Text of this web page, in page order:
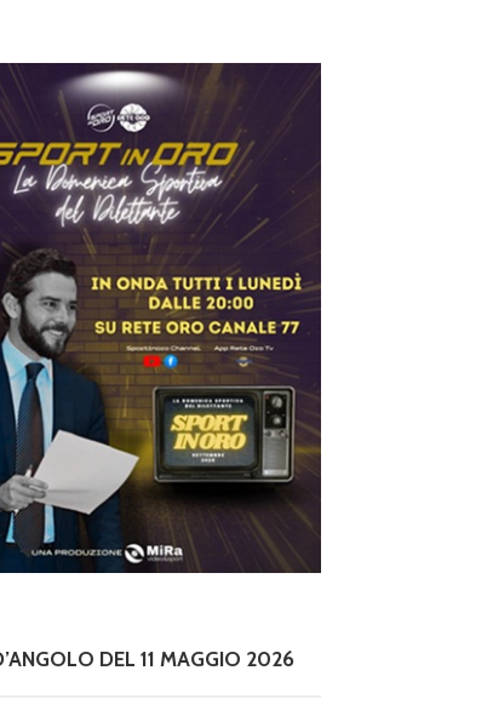
DEL 11 MAGGIO 2026